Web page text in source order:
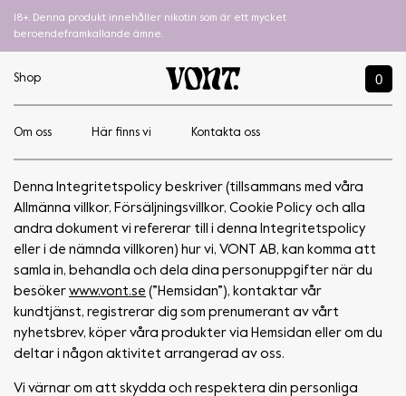
18+. Denna produkt innehåller nikotin som är ett mycket
beroendeframkallande ämne.
Shop 0
Om oss Här finns vi Kontakta oss
Integritetspolicy
Denna Integritetspolicy beskriver (tillsammans med våra
Allmänna villkor, Försäljningsvillkor, Cookie Policy och alla
andra dokument vi refererar till i denna Integritetspolicy
eller i de nämnda villkoren) hur vi, VONT AB, kan komma att
samla in, behandla och dela dina personuppgifter när du
besöker www.vont.se (”Hemsidan”), kontaktar vår
kundtjänst, registrerar dig som prenumerant av vårt
nyhetsbrev, köper våra produkter via Hemsidan eller om du
deltar i någon aktivitet arrangerad av oss.
Vi värnar om att skydda och respektera din personliga